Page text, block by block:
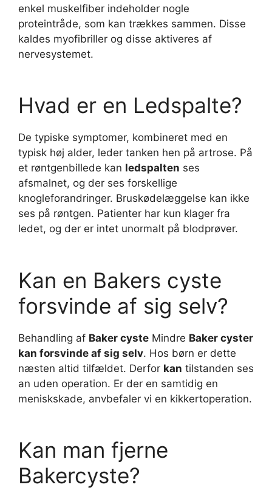
enkel muskelfiber indeholder nogle
proteintråde, som kan trækkes sammen. Disse
kaldes myofibriller og disse aktiveres af
nervesystemet.
Hvad er en Ledspalte?
De typiske symptomer, kombineret med en
typisk høj alder, leder tanken hen på artrose. På
et røntgenbillede kan ledspalten ses
afsmalnet, og der ses forskellige
knogleforandringer. Bruskødelæggelse kan ikke
ses på røntgen. Patienter har kun klager fra
ledet, og der er intet unormalt på blodprøver.
Kan en Bakers cyste
forsvinde af sig selv?
Behandling af Baker cyste Mindre Baker cyster
kan forsvinde af sig selv. Hos børn er dette
næsten altid tilfældet. Derfor kan tilstanden ses
an uden operation. Er der en samtidig en
meniskskade, anvbefaler vi en kikkertoperation.
Kan man fjerne
Bakercyste?